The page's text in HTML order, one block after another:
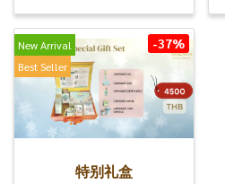
New Arrival
Best Seller
-37%
特别礼盒